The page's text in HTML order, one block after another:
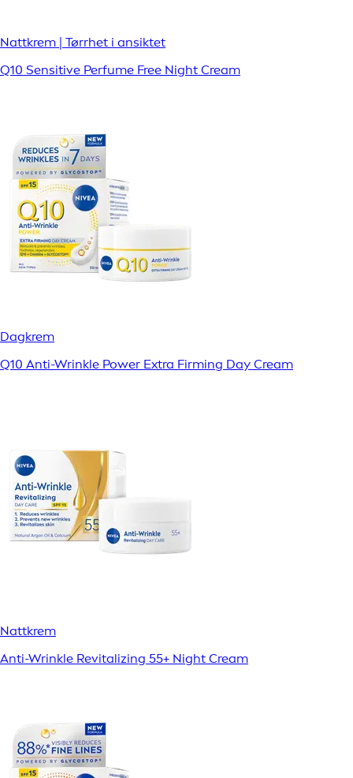
Nattkrem | Tørrhet i ansiktet
Q10 Sensitive Perfume Free Night Cream
Dagkrem
Q10 Anti-Wrinkle Power Extra Firming Day Cream
Nattkrem
Anti-Wrinkle Revitalizing 55+ Night Cream